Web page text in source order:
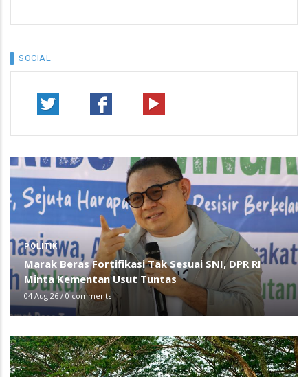
SOCIAL
POLITIK
Marak Beras Fortifikasi Tak Sesuai SNI, DPR RI
Minta Kementan Usut Tuntas
04 Aug 26 / 0 comments